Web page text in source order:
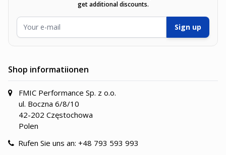
get additional discounts.
Sign up
Shop informatiionen
FMIC Performance Sp. z o.o.
ul. Boczna 6/8/10
42-202 Częstochowa
Polen
Rufen Sie uns an: +48 793 593 993